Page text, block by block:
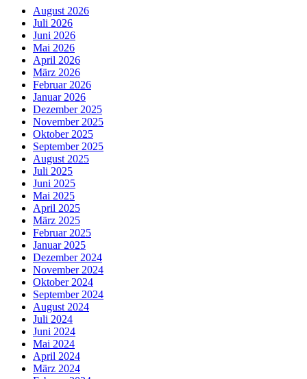
August 2026
Juli 2026
Juni 2026
Mai 2026
April 2026
März 2026
Februar 2026
Januar 2026
Dezember 2025
November 2025
Oktober 2025
September 2025
August 2025
Juli 2025
Juni 2025
Mai 2025
April 2025
März 2025
Februar 2025
Januar 2025
Dezember 2024
November 2024
Oktober 2024
September 2024
August 2024
Juli 2024
Juni 2024
Mai 2024
April 2024
März 2024